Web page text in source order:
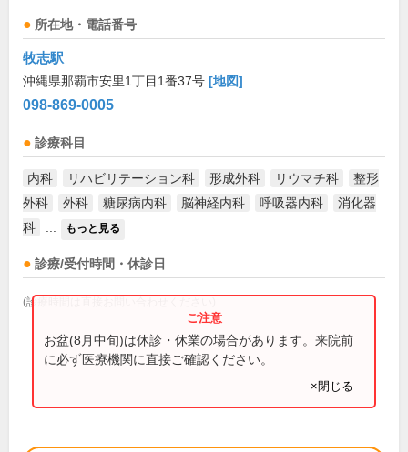
所在地・電話番号
牧志駅
沖縄県那覇市安里1丁目1番37号 [地図]
098-869-0005
診療科目
内科 リハビリテーション科 形成外科 リウマチ科
整形
外科
外科 糖尿病内科 脳神経内科 呼吸器内科
消化器
科
もっと見る
診療/受付時間・休診日
(診療時間は直接お問い合わせください)
お盆(8月中旬)は休診・休業の場合があります。来院前
に必ず医療機関に直接ご確認ください。
×閉じる